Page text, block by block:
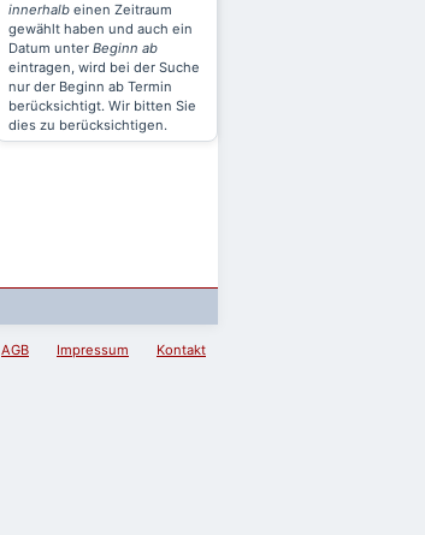
innerhalb einen Zeitraum
gewählt haben und auch ein
Datum unter Beginn ab
eintragen, wird bei der Suche
nur der Beginn ab Termin
berücksichtigt. Wir bitten Sie
dies zu berücksichtigen.
AGB Impressum Kontakt